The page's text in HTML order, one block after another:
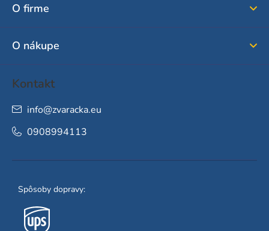
O firme
O nákupe
Kontakt
info@zvaracka.eu
0908994113
Spôsoby dopravy: